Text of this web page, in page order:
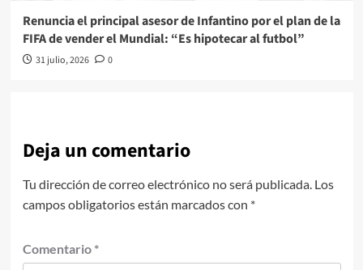
Renuncia el principal asesor de Infantino por el plan de la
FIFA de vender el Mundial: “Es hipotecar al futbol”
31 julio, 2026 0
Deja un comentario
Tu dirección de correo electrónico no será publicada. Los
campos obligatorios están marcados con *
Comentario *